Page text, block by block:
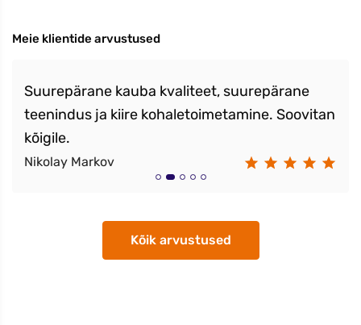
Meie klientide arvustused
Suurepärane kauba kvaliteet, suurepärane
teenindus ja kiire kohaletoimetamine. Soovitan
kõigile.
Nikolay Markov
Kõik arvustused